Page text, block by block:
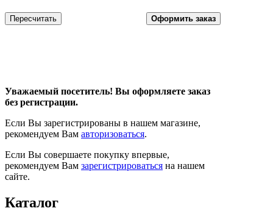
Уважаемый посетитель! Вы оформляете заказ
без регистрации.
Если Вы зарегистрированы в нашем магазине,
рекомендуем Вам авторизоваться.
Если Вы совершаете покупку впервые,
рекомендуем Вам зарегистрироваться на нашем
сайте.
Каталог